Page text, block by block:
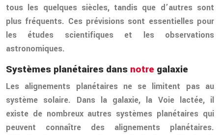
tous les quelques siècles, tandis que d’autres sont
plus fréquents. Ces prévisions sont essentielles pour
les études scientifiques et les observations
astronomiques.
Systèmes planétaires dans notre galaxie
Les alignements planétaires ne se limitent pas au
système solaire. Dans la galaxie, la Voie lactée, il
existe de nombreux autres systèmes planétaires qui
peuvent connaître des alignements planétaires.